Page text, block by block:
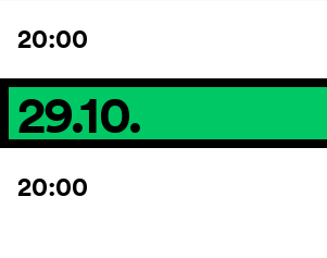
20:00
29.10.
20:00